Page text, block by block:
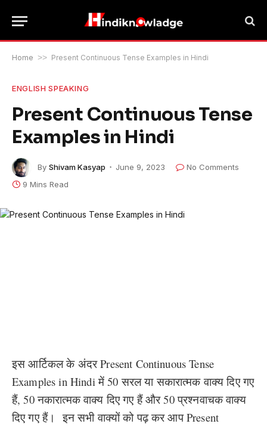
Home >> Present Continuous Tense Examples in Hindi
ENGLISH SPEAKING
Present Continuous Tense
Examples in Hindi
By Shivam Kasyap June 9, 2023
No Comments
9 Mins Read
इस आर्टिकल के अंदर Present Continuous Tense
Examples in Hindi में 50 सरल या सकारात्मक वाक्य दिए गए
हैं, 50 नकारात्मक वाक्य दिए गए हैं और 50 प्रश्नवाचक वाक्य
दिए गए हैं। इन सभी वाक्यों को पढ़ कर आप Present